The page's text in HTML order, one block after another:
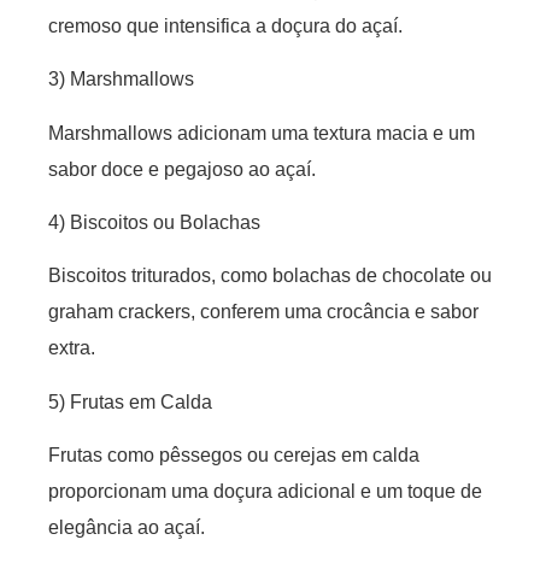
cremoso que intensifica a doçura do açaí.
3) Marshmallows
Marshmallows adicionam uma textura macia e um
sabor doce e pegajoso ao açaí.
4) Biscoitos ou Bolachas
Biscoitos triturados, como bolachas de chocolate ou
graham crackers, conferem uma crocância e sabor
extra.
5) Frutas em Calda
Frutas como pêssegos ou cerejas em calda
proporcionam uma doçura adicional e um toque de
elegância ao açaí.